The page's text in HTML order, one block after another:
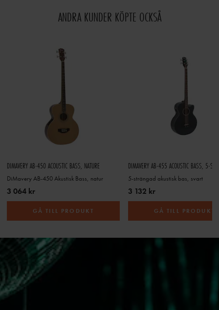
ANDRA KUNDER KÖPTE OCKSÅ
DIMAVERY AB-450 ACOUSTIC BASS, NATURE
DiMavery AB-450 Akustisk Bass, natur
3 064 kr
GÅ TILL PRODUKT
5-strängad akustisk bas, svart
3 132 kr
GÅ TILL PRODUKT